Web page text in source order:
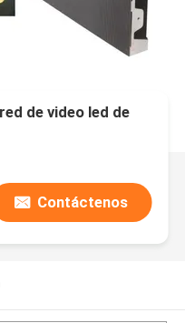
de video led de
Contáctenos